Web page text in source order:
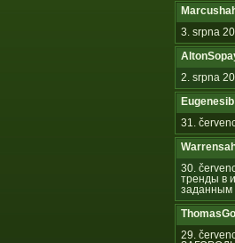
3. srpna
2. srpna
Eugenesib
31.
30.
тренды в
заданным
29.